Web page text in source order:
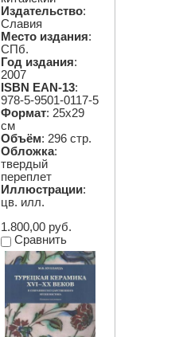
Издательство:
Славия
Место издания:
СПб.
Год издания:
2007
ISBN EAN-13:
978-5-9501-0117-5
Формат: 25х29
см
Объём: 296 стр.
Обложка:
твердый
переплет
Иллюстрации:
цв. илл.
1.800,00 руб.
Сравнить